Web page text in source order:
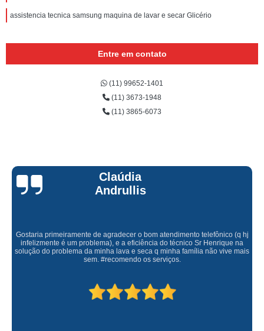
assistencia tecnica samsung maquina de lavar e secar Glicério
Entre em contato
(11) 99652-1401
(11) 3673-1948
(11) 3865-6073
Claúdia
Andrullis
Gostaria primeiramente de agradecer o bom atendimento telefônico (q hj
infelizmente é um problema), e a eficiência do técnico Sr Henrique na
solução do problema da minha lava e seca q minha família não vive mais
sem. #recomendo os serviços.